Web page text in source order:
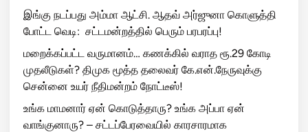
இங்கு நடப்பது அம்மா ஆட்சி. ஆதவ் அர்ஜுனா கொளுத்தி
போட்ட வெடி: சட்டமன்றத்தில் பெரும் பரபரப்பு!
மறைக்கப்பட்ட வருமானம்… கணக்கில் வராத ரூ.29 கோடி
முதலீடுகள்? திமுக மூத்த தலைவர் கே.என்.நேருவுக்கு
சென்னை உயர் நீதிமன்றம் நோட்டீஸ்!
உங்க மாமனார் ஏன் கொடுத்தாரு? உங்க அப்பா ஏன்
வாங்குனாரு? – சட்டப்பேரவையில் காரசாரமாக